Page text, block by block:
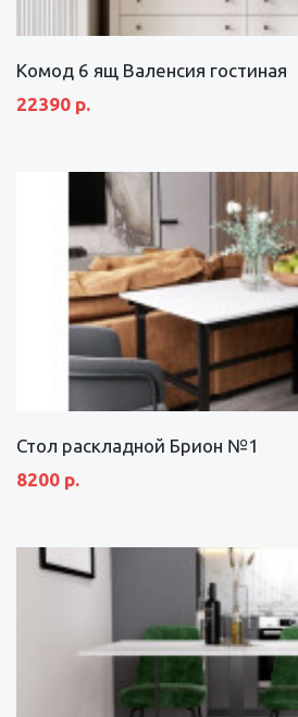
Комод 6 ящ Валенсия гостиная
22390 р.
Стол раскладной Брион №1
8200 р.